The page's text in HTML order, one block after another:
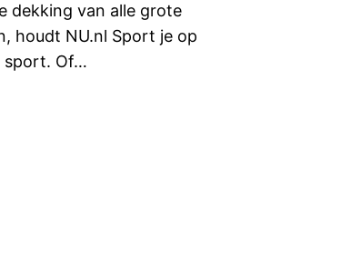
dekking van alle grote
houdt NU.nl Sport je op
sport. Of…